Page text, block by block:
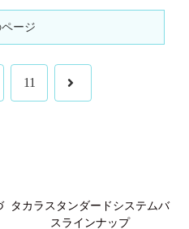
ージ
11 次
タカラスタンダードシステムバ
スラインナップ